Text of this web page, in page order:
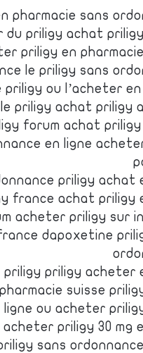
pharmacie sans
du priligy achat
priligy en
le priligy sans
ou l’acheter
le priligy achat priligy
forum achat
en ligne
priligy achat
france achat priligy
acheter priligy sur
dapoxetine
priligy acheter
suisse
ou acheter
priligy 30 mg
sans